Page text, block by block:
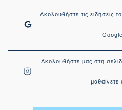
Ακολουθήστε τις
Ακολουθήστε μας στη
μαθαίνετε